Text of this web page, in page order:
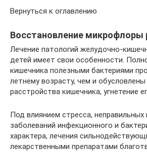
Вернуться к оглавлению
Восстановление микрофлоры
Лечение патологий желудочно-
детей имеет свои особенности.
кишечника полезными бактериями
летнему возрасту, чем и
расстройства кишечника, угнетение
Под влиянием стресса,
заболеваний инфекционного и
характера, лечения
лекарственными препаратами